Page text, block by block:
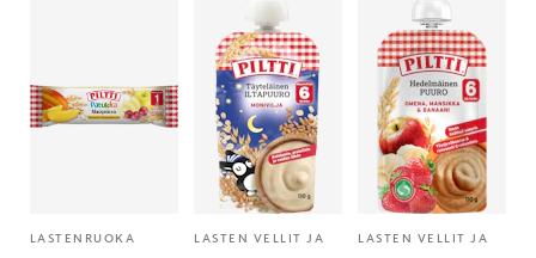
LASTENRUOKA LASTEN VELLIT JA LASTEN VELLIT JA